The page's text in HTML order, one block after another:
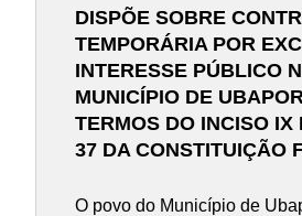
DISPÕE SOBRE
TEMPORÁRIA POR
INTERESSE PÚBLICO
MUNICÍPIO DE
TERMOS DO INCISO IX
37 DA CONSTITUIÇÃO
O povo do Município de